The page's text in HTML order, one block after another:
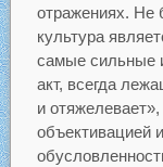
отражениях. Не
культура
самые сильные
акт, всегда
и
объективацией